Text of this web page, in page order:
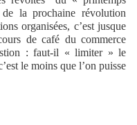
la prochaine révolution
organisées, c’est jusque
de café du commerce
: faut-il « limiter » le
le moins que l’on puisse